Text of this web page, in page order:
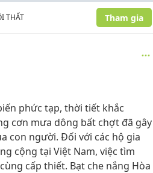
THẤT Tham gia
phức tạp, thời tiết khắc
cơn mưa dông bất chợt đã gây
con người. Đối với các hộ gia
cộng tại Việt Nam, việc tìm
cấp thiết. Bạt che nắng Hòa